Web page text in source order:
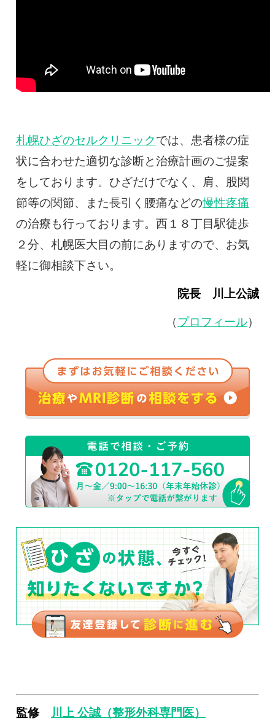
札幌ひざのセルクリニックでは、患者様の症
状に合わせた適切な診断と治療計画のご提案
をしております。ひざだけでなく、肩、股関
節等の関節、また長引く腰痛などの慢性疼痛
の治療も行っております。西１８丁目駅徒歩
２分、札幌医大目の前にありますので、お気
軽に御相談下さい。
院長 川上公誠
（プロフィール）
監修 川上 公誠（整形外科専門医）